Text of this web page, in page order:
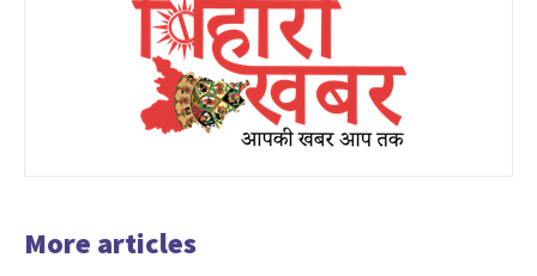
More articles